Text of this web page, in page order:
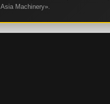
Asia Machinery».